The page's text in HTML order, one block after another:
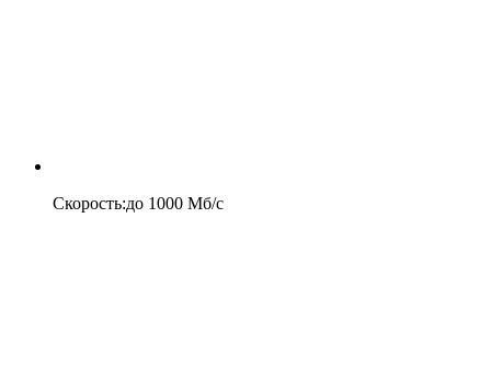
Скорость:до 1000 Мб/c